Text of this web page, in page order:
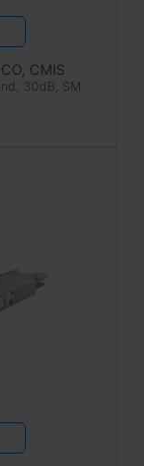
CMIS
30dB, SM